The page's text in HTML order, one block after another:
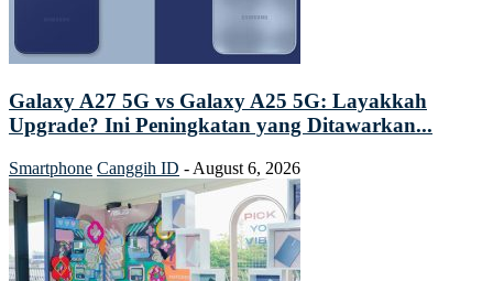
Galaxy A27 5G vs Galaxy A25 5G: Layakkah
Upgrade? Ini Peningkatan yang Ditawarkan...
Smartphone Canggih ID - August 6, 2026